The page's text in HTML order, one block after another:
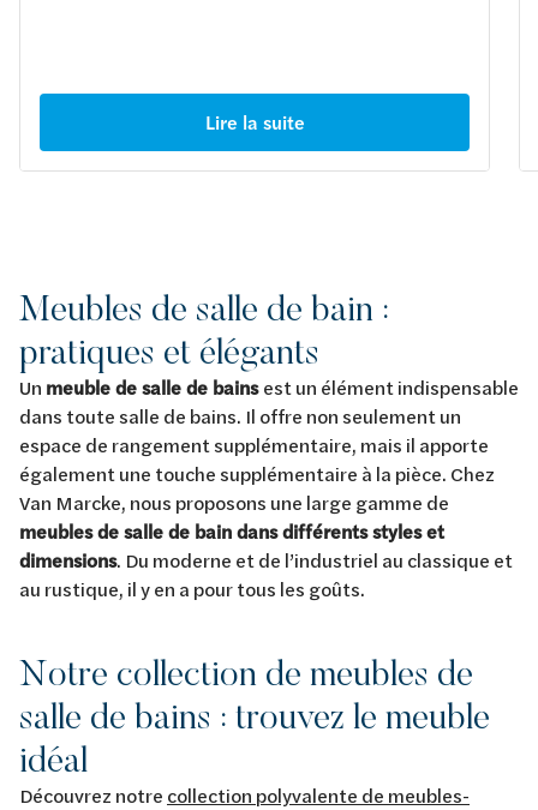
Lire la suite
Meubles de salle de bain :
pratiques et élégants
Un meuble de salle de bainsest un élément indispensable
dans toute salle de bains. Il offre non seulement un
espace de rangement supplémentaire, mais il apporte
également une touche supplémentaire à la pièce. Chez
Van Marcke, nous proposons une large gamme de
meubles de salle de bain dans différents styles et
dimensions. Du moderne et de l’industriel au classique et
au rustique, il y en a pour tous les goûts.
Notre collection de meubles de
salle de bains : trouvez le meuble
idéal
Découvrez notre collection polyvalente de meubles-